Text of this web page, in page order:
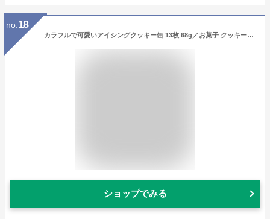
no. 18
カラフルで可愛いアイシングクッキー缶 13枚 68g／お菓子 クッキー缶 ザクザク 誕生日 プレゼント ギフト プチギフト かわいい 可愛い おしゃれ 人気 美味しい プレゼント 国産 バター オリジナル デコレーション お取り寄せ 入園 入学 七五三
ショップでみる